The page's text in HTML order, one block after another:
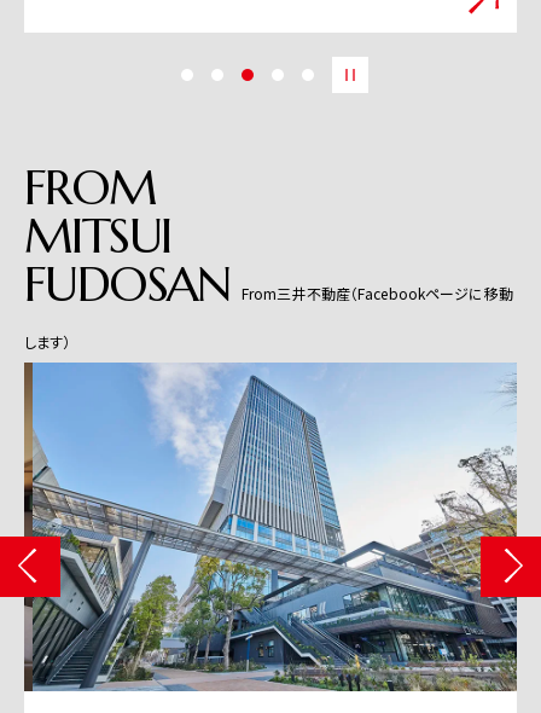
FROM
MITSUI
FUDOSAN From三井不動産（Facebookページに移動
します）